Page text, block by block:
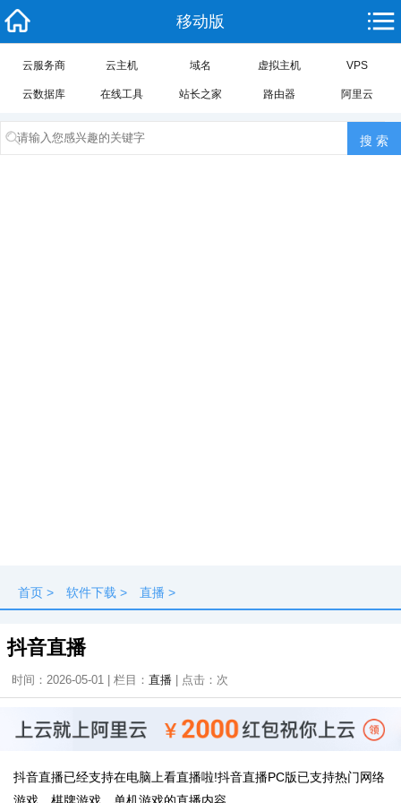
移动版
云服务商 云主机 域名 虚拟主机 VPS
云数据库 在线工具 站长之家 路由器 阿里云
首页 > 软件下载 > 直播 >
抖音直播
时间：2026-05-01 | 栏目： 直播 | 点击： 次
抖音直播已经支持在电脑上看直播啦!抖音直播PC版已支持热门网络